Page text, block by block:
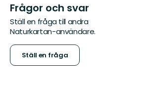
Frågor och svar
Ställ en fråga till andra
Naturkartan-användare.
Ställ en fråga